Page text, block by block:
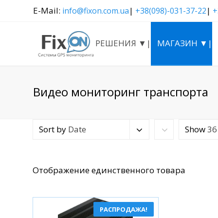
E-Mail: info@fixon.com.ua| +38(098)-031-37-22|
РЕШЕНИЯ ▼| МАГАЗИН ▼|
Видео мониторинг транспорта
Sort by Date Show
Отображение единственного товара
РАСПРОДАЖА!